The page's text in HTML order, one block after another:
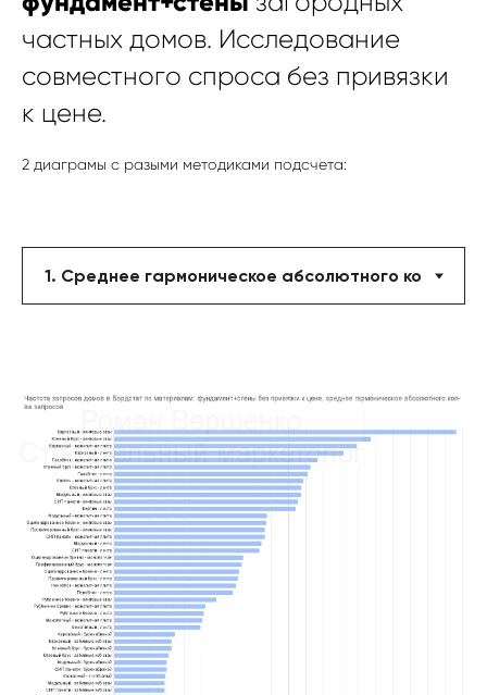
частных домов. Исследование
совместного спроса без привязки
к цене.
2 диаграмы с разыми методиками подсчета: